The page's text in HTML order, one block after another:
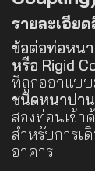
รายละเอีย
ข้อต่อท่อหนา
หรือ Rigid
ที่ถูกออกแบบ
ชนิดหนาปาน
สองท่อนเข้า
สำหรับการเ
อาคาร